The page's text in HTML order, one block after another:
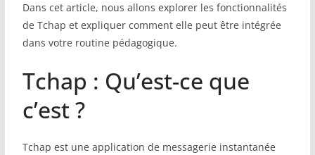
AUTRE
Boutique
Humour
Dans cet article, nous allons explorer les fonctionnalités
de Tchap et expliquer comment elle peut être intégrée
dans votre routine pédagogique.
Tchap : Qu’est-ce que
c’est ?
Tchap est une application de messagerie instantanée